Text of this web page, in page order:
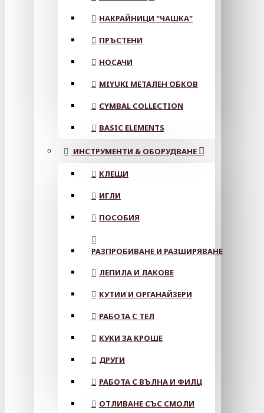
НАКРАЙНИЦИ "ЧАШКА"
ПРЪСТЕНИ
НОСАЧИ
MIYUKI МЕТАЛЕН ОБКОВ
CYMBAL COLLECTION
BASIC ELEMENTS
ИНСТРУМЕНТИ & ОБОРУДВАНЕ
КЛЕЩИ
ИГЛИ
ПОСОБИЯ
РАЗПРОБИВАНЕ И РАЗШИРЯВАНЕ
ЛЕПИЛА И ЛАКОВЕ
КУТИИ И ОРГАНАЙЗЕРИ
РАБОТА С ТЕЛ
КУКИ ЗА КРОШЕ
ДРУГИ
РАБОТА С ВЪЛНА И ФИЛЦ
ОТЛИВАНЕ СЪС СМОЛИ